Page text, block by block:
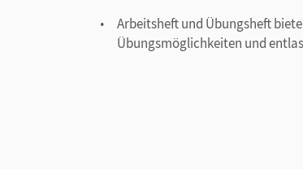
Arbeitsheft und Übungsheft
Übungsmöglichkeiten und